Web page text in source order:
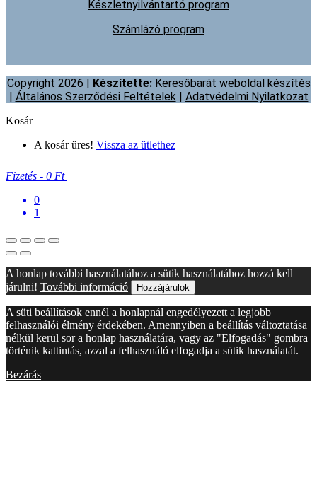
Készletnyilvántartó program
Számlázó program
Copyright 2026 | Készítette: Keresőbarát weboldal készítés
Általános Szerződési Feltételek| Adatvédelmi Nyilatkozat
Kosár
A kosár üres! Vissza az ütlethez
Fizetés - 0 Ft
0
1
A honlap további használatához a sütik használatához hozzá kell
járulni! További információ Hozzájárulok
A süti beállítások ennél a honlapnál engedélyezett a legjobb
felhasználói élmény érdekében. Amennyiben a beállítás változtatása
nélkül kerül sor a honlap használatára, vagy az "Elfogadás" gombra
történik kattintás, azzal a felhasználó elfogadja a sütik használatát.
Bezárás